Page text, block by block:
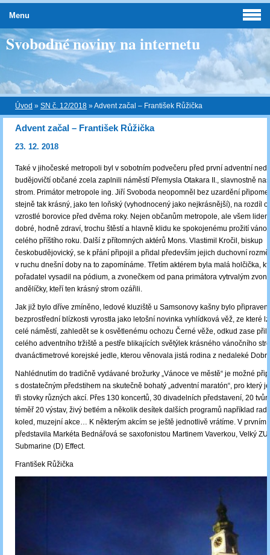
Svobodné noviny na internetu
Úvod » SN č. 12/2018 »Advent začal – František Růžička
Advent začal – František Růžička
23. 12. 2018
Také v jihočeské metropoli byl v sobotním podvečeru před první adventní
budějovičtí občané zcela zaplnili náměstí Přemysla Otakara II., slavnostně
strom. Primátor metropole ing. Jiří Svoboda neopomněl bez uzardění
stejně tak krásný, jako ten loňský (vyhodnocený jako nejkrásnější), na rozdíl
vzrostlé borovice před dvěma roky. Nejen občanům metropole, ale všem
dobré, hodně zdraví, trochu štěstí a hlavně klidu ke spokojenému prožití
celého příštího roku. Další z přítomných aktérů Mons. Vlastimil Kročil, biskup
českobudějovický, se k přání připojil a přidal především jejich duchovní
v ruchu dnešní doby na to zapomínáme. Třetím aktérem byla malá holčička,
pořadatel vysadil na pódium, a zvonečkem od pana primátora vytrvalým
andělíčky, kteří ten krásný strom ozářili.
Jak již bylo dříve zmíněno, ledové kluziště u Samsonovy kašny bylo
bezprostřední blízkosti vyrostla jako letošní novinka vyhlídková věž, ze které
celé náměstí, zahledět se k osvětlenému ochozu Černé věže, odkud zase
celého adventního tržiště a pestře blikajících světýlek krásného vánočního
dvanáctimetrové korejské jedle, kterou věnovala jistá rodina z nedaleké
Nahlédnutím do tradičně vydávané brožurky „Vánoce ve městě“ je možné
s dostatečným předstihem na skutečně bohatý „adventní maratón“, pro který
tři stovky různých akcí. Přes 130 koncertů, 30 divadelních představení, 20
téměř 20 výstav, živý betlém a několik desítek dalších programů například
koled, muzejní akce… K některým akcím se ještě jednotlivě vrátíme. V prvním
představila Markéta Bednářová se saxofonistou Martinem Vaverkou, Velký
Submarine (D) Effect.
František Růžička
Menu